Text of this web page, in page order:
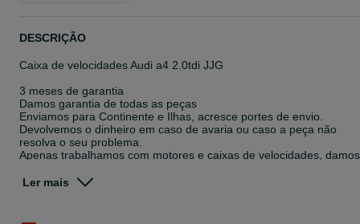
DESCRIÇÃO
Caixa de velocidades Audi a4 2.0tdi JJG
3 meses de garantia
Damos garantia de todas as peças
Enviamos para Continente e Ilhas, acresce portes de envio.
Devolvemos o dinheiro em caso de avaria ou caso a peça não
resolva o seu problema.
Apenas trabalhamos com motores e caixas de velocidades, damos
Peça proveniente de centro com desmantelamento autorizado.
Ler mais